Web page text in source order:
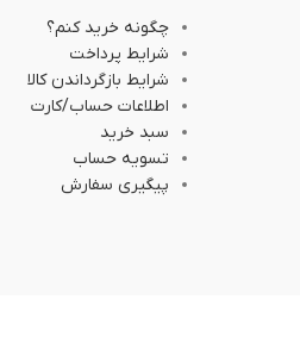
چگونه خرید کنم؟
شرایط پرداخت
شرایط بازگرداندن کالا
اطلاعات حساب/کارت
سبد خرید
تسویه حساب
پیگیری سفارش